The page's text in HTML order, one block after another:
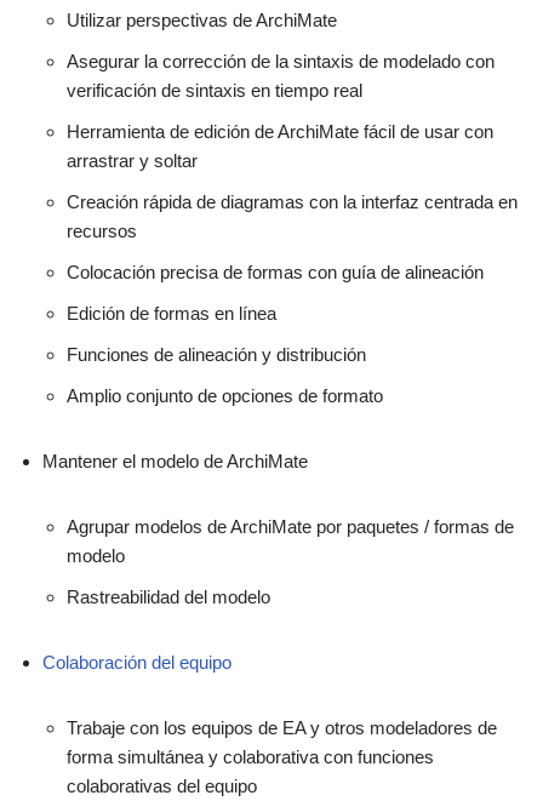
Utilizar perspectivas de ArchiMate
Asegurar la corrección de la sintaxis de modelado con
verificación de sintaxis en tiempo real
Herramienta de edición de ArchiMate fácil de usar con
arrastrar y soltar
Creación rápida de diagramas con la interfaz centrada en
recursos
Colocación precisa de formas con guía de alineación
Edición de formas en línea
Funciones de alineación y distribución
Amplio conjunto de opciones de formato
Mantener el modelo de ArchiMate
Agrupar modelos de ArchiMate por paquetes / formas de
modelo
Rastreabilidad del modelo
Colaboración del equipo
Trabaje con los equipos de EA y otros modeladores de
forma simultánea y colaborativa con funciones
colaborativas del equipo